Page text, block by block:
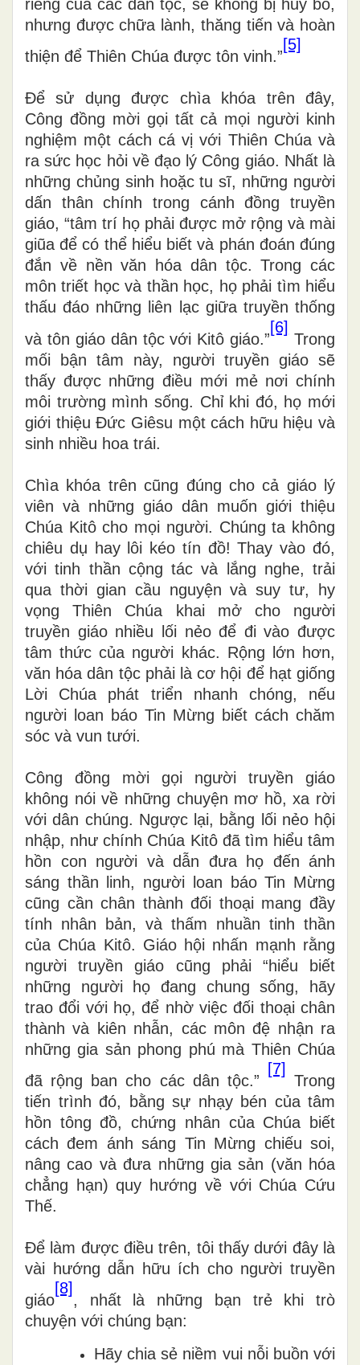
riêng của các dân tộc, sẽ không bị hủy bỏ,
nhưng được chữa lành, thăng tiến và hoàn
thiện để Thiên Chúa được tôn vinh.”
[5]
Để sử dụng được chìa khóa trên đây,
Công đồng mời gọi tất cả mọi người kinh
nghiệm một cách cá vị với Thiên Chúa và
ra sức học hỏi về đạo lý Công giáo. Nhất là
những chủng sinh hoặc tu sĩ, những người
dấn thân chính trong cánh đồng truyền
giáo, “tâm trí họ phải được mở rộng và mài
giũa để có thể hiểu biết và phán đoán đúng
đắn về nền văn hóa dân tộc. Trong các
môn triết học và thần học, họ phải tìm hiểu
thấu đáo những liên lạc giữa truyền thống
và tôn giáo dân tộc với Kitô giáo.”
[6]
Trong
mối bận tâm này, người truyền giáo sẽ
thấy được những điều mới mẻ nơi chính
môi trường mình sống. Chỉ khi đó, họ mới
giới thiệu Đức Giêsu một cách hữu hiệu và
sinh nhiều hoa trái.
Chìa khóa trên cũng đúng cho cả giáo lý
viên và những giáo dân muốn giới thiệu
Chúa Kitô cho mọi người. Chúng ta không
chiêu dụ hay lôi kéo tín đồ! Thay vào đó,
với tinh thần cộng tác và lắng nghe, trải
qua thời gian cầu nguyện và suy tư, hy
vọng Thiên Chúa khai mở cho người
truyền giáo nhiều lối nẻo để đi vào được
tâm thức của người khác. Rộng lớn hơn,
văn hóa dân tộc phải là cơ hội để hạt giống
Lời Chúa phát triển nhanh chóng, nếu
người loan báo Tin Mừng biết cách chăm
sóc và vun tưới.
Công đồng mời gọi người truyền giáo
không nói về những chuyện mơ hồ, xa rời
với dân chúng. Ngược lại, bằng lối nẻo hội
nhập, như chính Chúa Kitô đã tìm hiểu tâm
hồn con người và dẫn đưa họ đến ánh
sáng thần linh, người loan báo Tin Mừng
cũng cần chân thành đối thoại mang đầy
tính nhân bản, và thấm nhuần tinh thần
của Chúa Kitô. Giáo hội nhấn mạnh rằng
người truyền giáo cũng phải “hiểu biết
những người họ đang chung sống, hãy
trao đổi với họ, để nhờ việc đối thoại chân
thành và kiên nhẫn, các môn đệ nhận ra
những gia sản phong phú mà Thiên Chúa
đã rộng ban cho các dân tộc.”
[7]
Trong
tiến trình đó, bằng sự nhạy bén của tâm
hồn tông đồ, chứng nhân của Chúa biết
cách đem ánh sáng Tin Mừng chiếu soi,
nâng cao và đưa những gia sản (văn hóa
chẳng hạn) quy hướng về với Chúa Cứu
Thế.
Để làm được điều trên, tôi thấy dưới đây là
vài hướng dẫn hữu ích cho người truyền
giáo
[8]
, nhất là những bạn trẻ khi trò
chuyện với chúng bạn:
Hãy chia sẻ niềm vui nỗi buồn với